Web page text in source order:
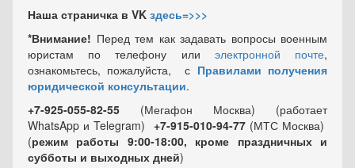
Наша страничка в VK здесь=>>>
*Внимание! Перед тем как задавать вопросы военным
юристам по телефону или электронной почте,
ознакомьтесь, пожалуйста, с Правилами получения
юридической консультации.
+7-925-055-82-55 (Мегафон Москва) (работает
WhatsApp и Telegram) +7-915-010-94-77 (МТС Москва)
(режим работы 9:00-18:00, кроме праздничных и
субботы и выходных дней)